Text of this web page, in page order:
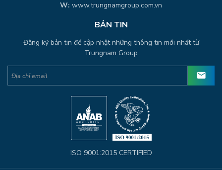
W: www.trungnamgroup.com.vn
BẢN TIN
Đăng ký bản tin để cập nhật những thông tin mới nhất từ
Trungnam Group
ISO 9001:2015 CERTIFIED